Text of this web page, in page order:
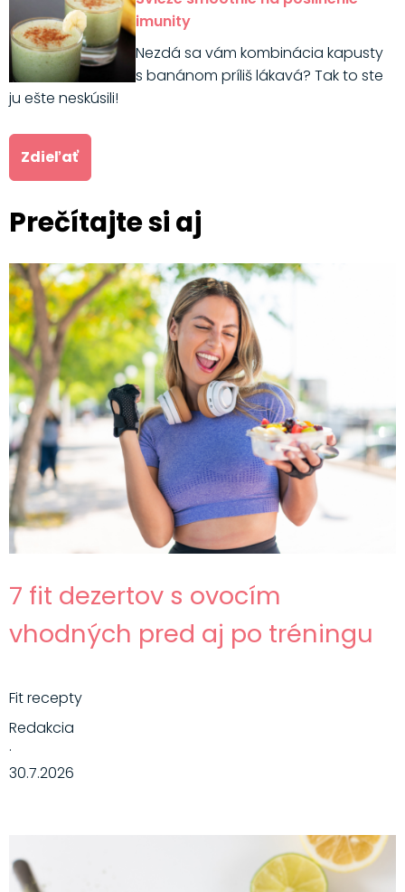
imunity
Nezdá sa vám kombinácia kapusty
s banánom príliš lákavá? Tak to ste
ju ešte neskúsili!
Zdieľať
Prečítajte si aj
7 fit dezertov s ovocím
vhodných pred aj po tréningu
Fit recepty
Redakcia
·
30.7.2026